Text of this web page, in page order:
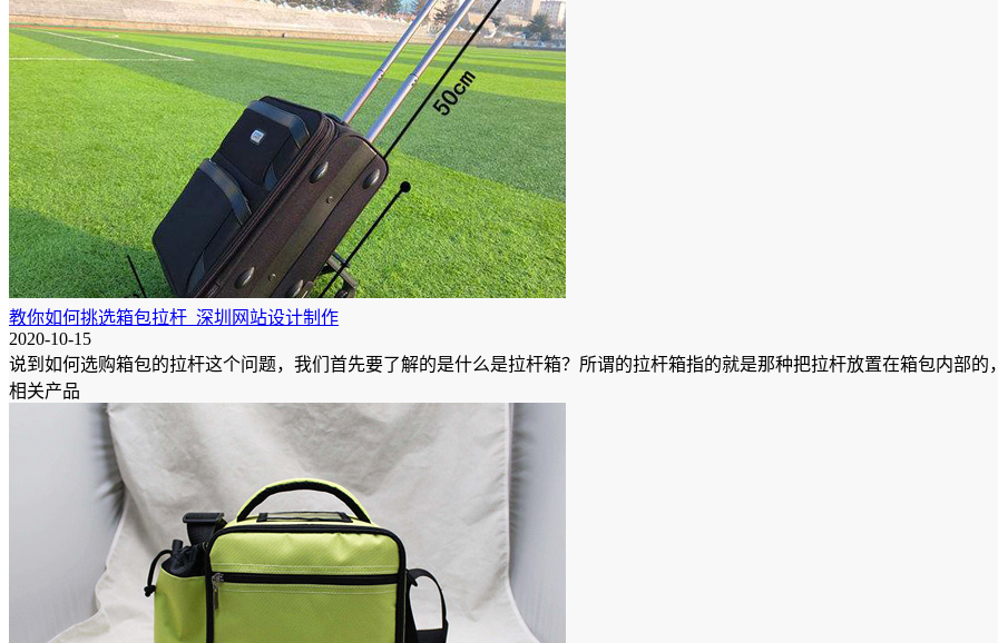
教你如何挑选箱包拉杆_深圳网站设计制作
2020-10-15
说到如何选购箱包的拉杆这个问题，我们首先要了解的是什么是拉杆箱？所谓的拉杆箱指的就是那种把拉杆放置在箱包内部
相关产品